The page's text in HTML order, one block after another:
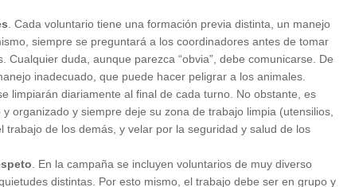
. Cada voluntario tiene una formación previa distinta, un manejo
siempre se preguntará a los coordinadores antes de tomar
Cualquier duda, aunque parezca “obvia”, debe comunicarse. De
inadecuado, que puede hacer peligrar a los animales.
limpiarán diariamente al final de cada turno. No obstante, es
organizado y siempre deje su zona de trabajo limpia (utensilios,
de los demás, y velar por la seguridad y salud de los
. En la campaña se incluyen voluntarios de muy diverso
distintas. Por esto mismo, el trabajo debe ser en grupo y